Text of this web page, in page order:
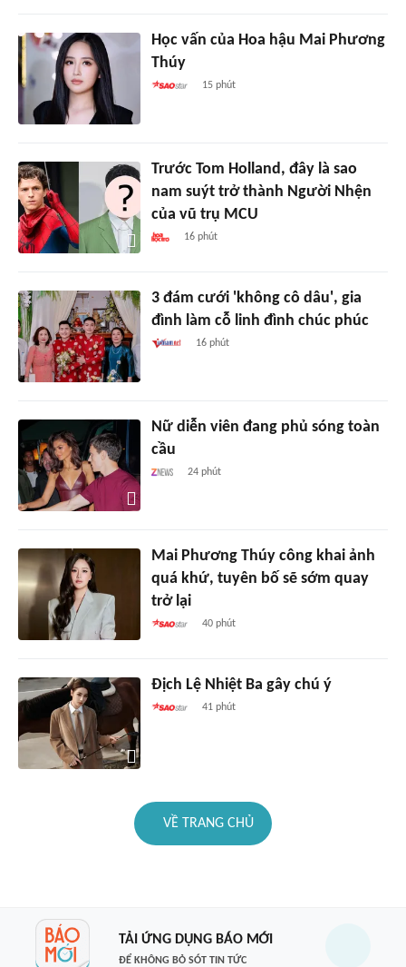
Học vấn của Hoa hậu Mai Phương
Thúy
15 phút
Trước Tom Holland, đây là sao
nam suýt trở thành Người Nhện
của vũ trụ MCU
16 phút
3 đám cưới 'không cô dâu', gia
đình làm cỗ linh đình chúc phúc
16 phút
Nữ diễn viên đang phủ sóng toàn
cầu
24 phút
Mai Phương Thúy công khai ảnh
quá khứ, tuyên bố sẽ sớm quay
trở lại
40 phút
Địch Lệ Nhiệt Ba gây chú ý
41 phút
VỀ TRANG CHỦ
TẢI ỨNG DỤNG BÁO MỚI
ĐỂ KHÔNG BỎ SÓT TIN TỨC